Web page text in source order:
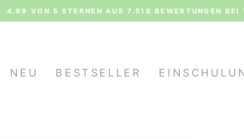
Pause
4.99 VON 5 STERNEN AUS 7.518 BEWERTUNGEN BEI
NEU BESTSELLER